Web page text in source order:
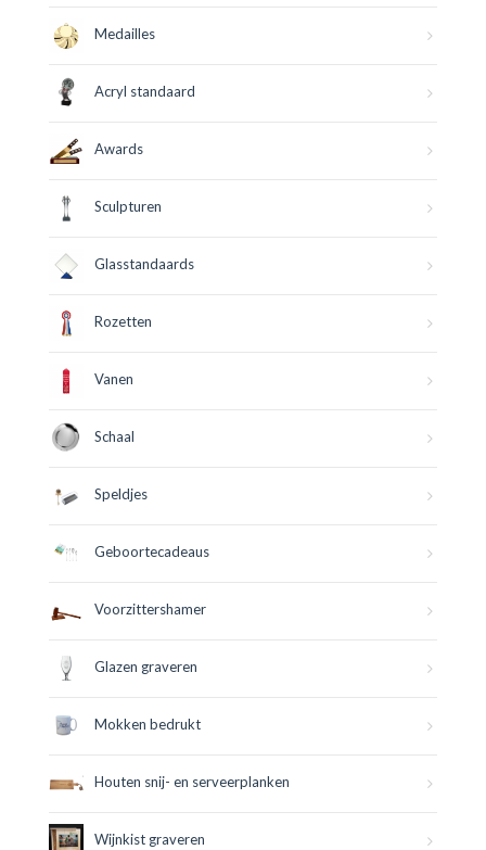
Medailles
Acryl standaard
Awards
Sculpturen
Glasstandaards
Rozetten
Vanen
Schaal
Speldjes
Geboortecadeaus
Voorzittershamer
Glazen graveren
Mokken bedrukt
Houten snij- en serveerplanken
Wijnkist graveren